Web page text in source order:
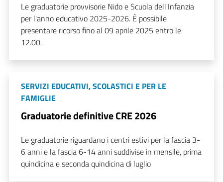
Le graduatorie provvisorie Nido e Scuola dell'Infanzia
per l'anno educativo 2025-2026. È possibile
presentare ricorso fino al 09 aprile 2025 entro le
12.00.
SERVIZI EDUCATIVI, SCOLASTICI E PER LE
FAMIGLIE
Graduatorie definitive CRE 2026
Le graduatorie riguardano i centri estivi per la fascia 3-
6 anni e la fascia 6-14 anni suddivise in mensile, prima
quindicina e seconda quindicina di luglio